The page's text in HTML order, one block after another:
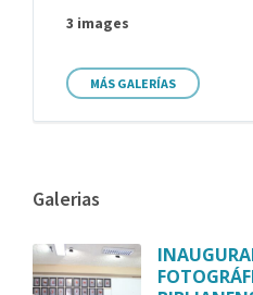
3 images
MÁS GALERÍAS
Galerias